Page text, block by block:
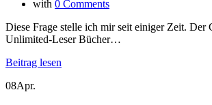
with 0 Comments
Diese Frage stelle ich mir seit einiger Zeit.
Unlimited-Leser Bücher…
Beitrag lesen
08Apr.